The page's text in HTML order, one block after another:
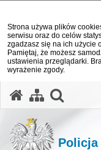
Strona używa plików
serwisu oraz do celów
zgadzasz się na ich użycie
Pamiętaj, że możesz
ustawienia przeglądarki.
wyrażenie zgody.
Policja